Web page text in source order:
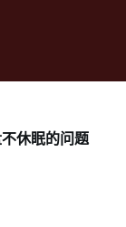
休眠的问题